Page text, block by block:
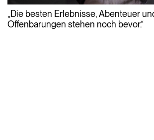
„Die besten Erlebnisse, Abenteuer
Offenbarungen stehen noch bevor.“